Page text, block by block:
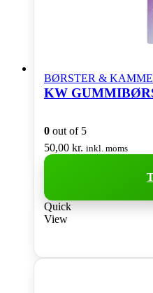
BØRSTER & KAMME
KW
0 out of 5
50,00 kr. inkl. moms
Quick
View